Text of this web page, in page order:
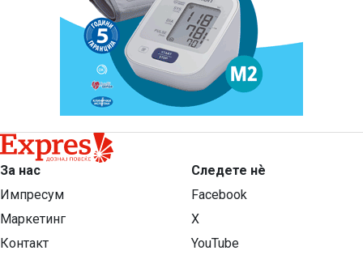
За нас
Импресум
Маркетинг
Контакт
Следете нѐ
Facebook
X
YouTube